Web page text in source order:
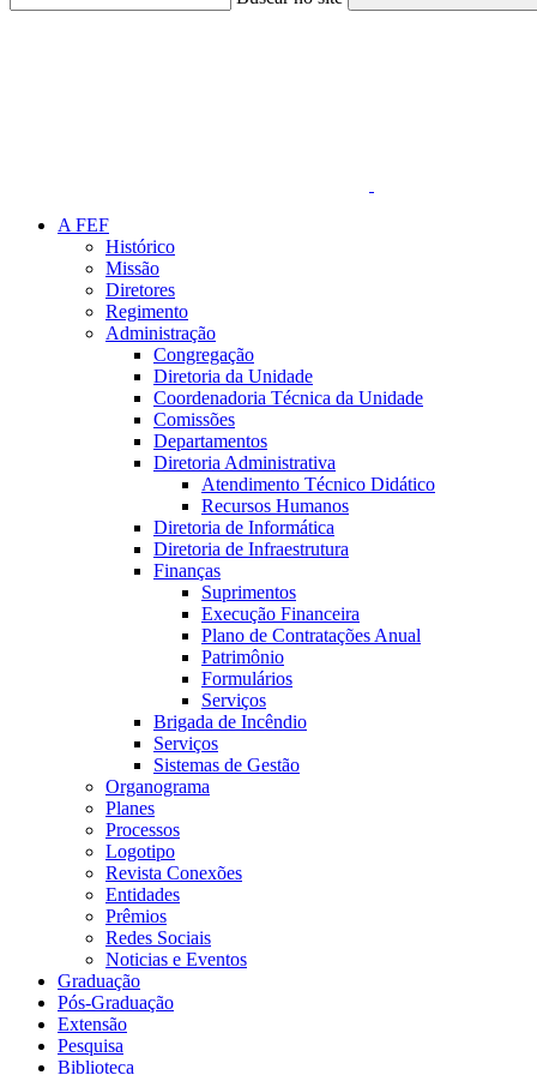
A FEF
Histórico
Missão
Diretores
Regimento
Administração
Congregação
Diretoria da Unidade
Coordenadoria Técnica da Unidade
Comissões
Departamentos
Diretoria Administrativa
Atendimento Técnico Didático
Recursos Humanos
Diretoria de Informática
Diretoria de Infraestrutura
Finanças
Suprimentos
Execução Financeira
Plano de Contratações Anual
Patrimônio
Formulários
Serviços
Brigada de Incêndio
Serviços
Sistemas de Gestão
Organograma
Planes
Processos
Logotipo
Revista Conexões
Entidades
Prêmios
Redes Sociais
Noticias e Eventos
Graduação
Pós-Graduação
Extensão
Pesquisa
Biblioteca